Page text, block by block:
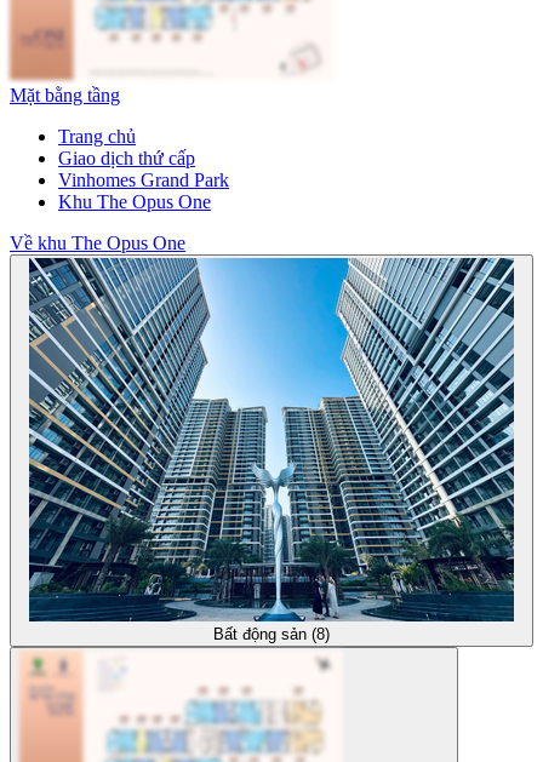
Mặt bằng tầng
Trang chủ
Giao dịch thứ cấp
Vinhomes Grand Park
Khu The Opus One
Về khu The Opus One
Bất động sản (8)